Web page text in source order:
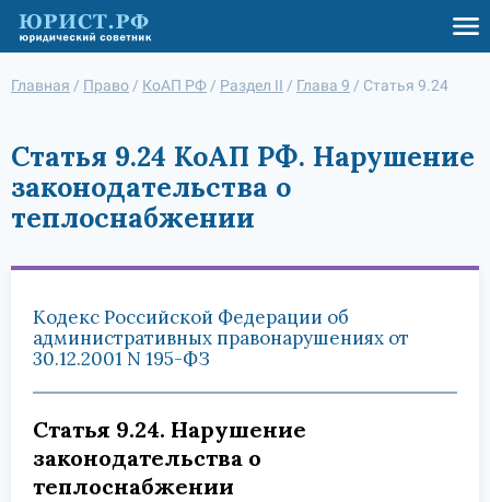
Главная / Право / КоАП РФ / Раздел II / Глава 9 / Статья 9.24
Статья 9.24 КоАП РФ. Нарушение
законодательства о
теплоснабжении
Кодекс Российской Федерации об
административных правонарушениях от
30.12.2001 N 195-ФЗ
Статья 9.24. Нарушение
законодательства о
теплоснабжении